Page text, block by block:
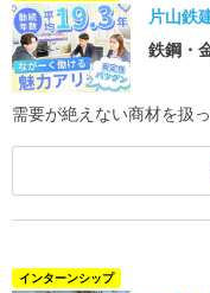
片山鉄
鉄鋼・
需要が絶えない商材を扱
インターンシップ